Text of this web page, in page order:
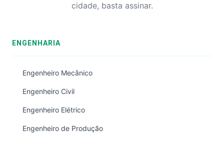
cidade, basta assinar.
ENGENHARIA
Engenheiro Mecânico
Engenheiro Civil
Engenheiro Elétrico
Engenheiro de Produção